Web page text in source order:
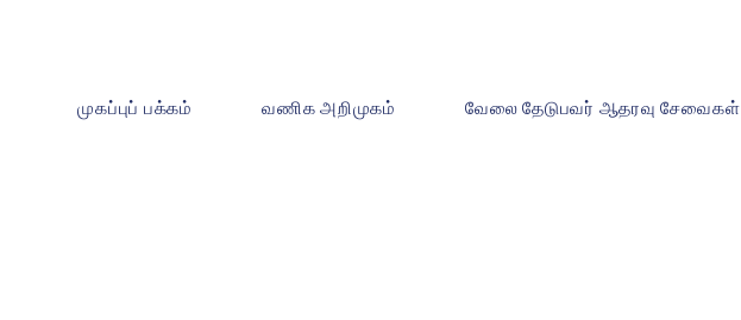
முகப்புப் பக்கம் வணிக அறிமுகம் வேலை தேடுபவர் ஆதரவு சேவைகள்